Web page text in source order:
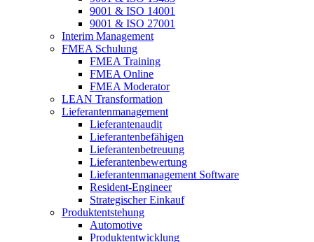
9001 & ISO 14001
9001 & ISO 27001
Interim Management
FMEA Schulung
FMEA Training
FMEA Online
FMEA Moderator
LEAN Transformation
Lieferantenmanagement
Lieferantenaudit
Lieferantenbefähigen
Lieferantenbetreuung
Lieferantenbewertung
Lieferantenmanagement Software
Resident-Engineer
Strategischer Einkauf
Produktentstehung
Automotive
Produktentwicklung